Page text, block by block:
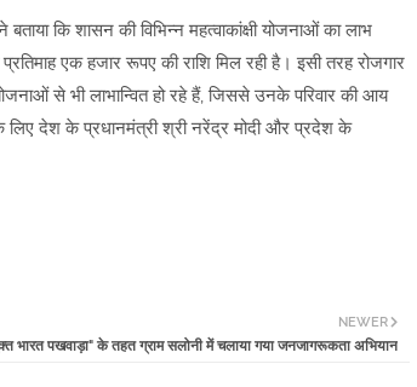
कि शासन की विभिन्न महत्वाकांक्षी योजनाओं का लाभ
एक हजार रूपए की राशि मिल रही है। इसी तरह रोजगार
से भी लाभान्वित हो रहे हैं, जिससे उनके परिवार की आय
लिए देश के प्रधानमंत्री श्री नरेंद्र मोदी और प्रदेश के
NEWER
भारत पखवाड़ा" के तहत ग्राम सलोनी में चलाया गया जनजागरूकता अभियान